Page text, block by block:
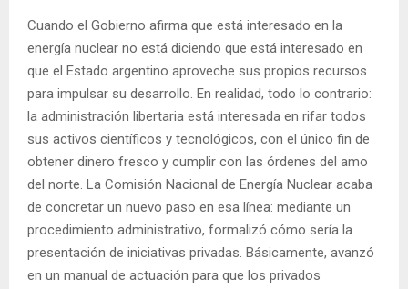
Cuando el Gobierno afirma que está interesado en la
energía nuclear no está diciendo que está interesado en
que el Estado argentino aproveche sus propios recursos
para impulsar su desarrollo. En realidad, todo lo contrario:
la administración libertaria está interesada en rifar todos
sus activos científicos y tecnológicos, con el único fin de
obtener dinero fresco y cumplir con las órdenes del amo
del norte. La Comisión Nacional de Energía Nuclear acaba
de concretar un nuevo paso en esa línea: mediante un
procedimiento administrativo, formalizó cómo sería la
presentación de iniciativas privadas. Básicamente, avanzó
en un manual de actuación para que los privados